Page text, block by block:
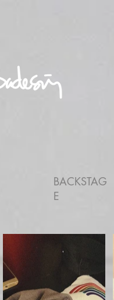
BACKSTAG
E